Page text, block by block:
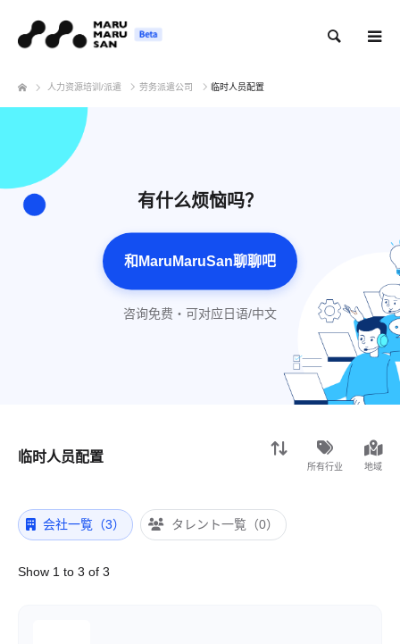
人力资源培训/派遣 劳务派遣公司 临时人员配置
有什么烦恼吗？
和MaruMaruSan聊聊吧
咨询免费・可对应日语/中文
临时人员配置
所有行业 地域
会社一覧（3） タレント一覧（0）
Show 1 to 3 of 3